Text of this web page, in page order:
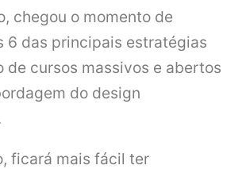
chegou o momento de
6 das principais estratégias
de cursos massivos e abertos
do design
ficará mais fácil ter